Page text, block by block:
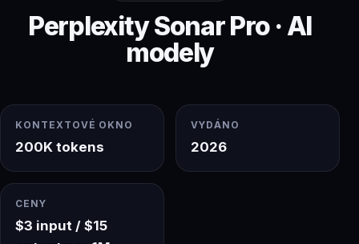
Perplexity Sonar Pro · AI
modely
KONTEXTOVÉ OKNO
200K tokens
VYDÁNO
2026
CENY
$3 input / $15